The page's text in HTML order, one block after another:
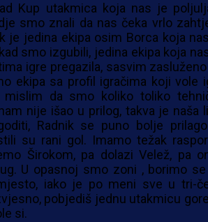
Kup utakmica koja nas je
smo znali da nas čeka vrlo
je jedina ekipa osim Borca koja
smo izgubili, jedina ekipa koja
igre pregazila, sasvim
ekipa sa profil igračima koji vole
da smo koliko toliko
nije išao u prilog, takva je naša
Radnik se puno bolje
su rani gol. Imamo težak
Širokom, pa dolazi Velež, pa
U opasnoj smo zoni , borimo
iako je po meni sve u tri-
pobjediš jednu utakmicu
si.